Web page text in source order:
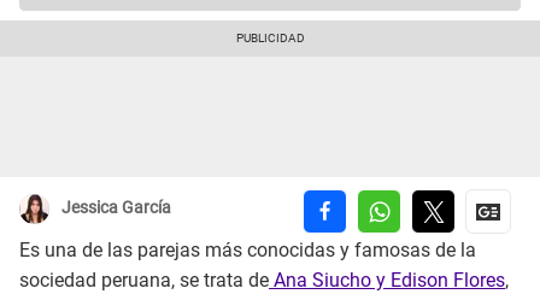
Jessica García
Es una de las parejas más conocidas y famosas de la
sociedad peruana, se trata de Ana Siucho y Edison Flores,